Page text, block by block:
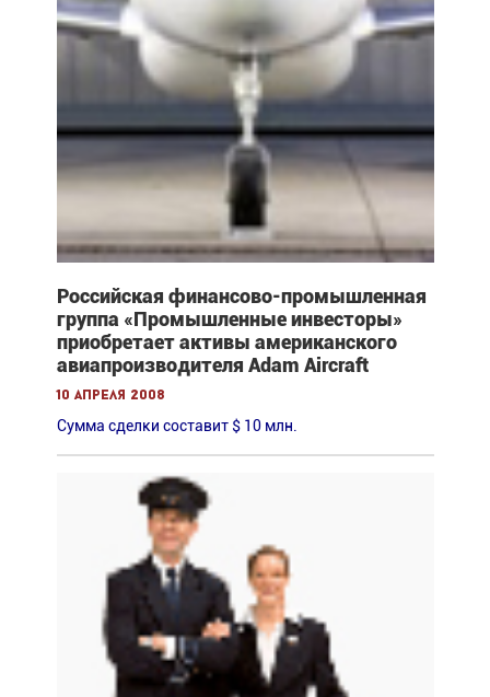
Российская финансово-промышленная
группа «Промышленные инвесторы»
приобретает активы американского
авиапроизводителя Adam Aircraft
10 апреля 2008
Сумма сделки составит $ 10 млн.